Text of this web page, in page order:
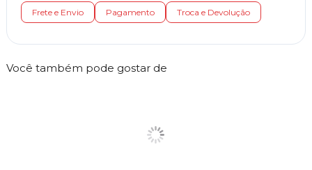
Frete e Envio Pagamento Troca e Devolução
Você também pode gostar de